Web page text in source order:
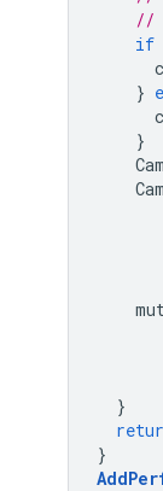
//
if
}
}
}
}